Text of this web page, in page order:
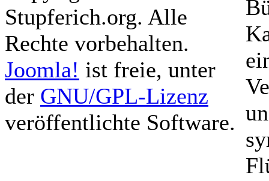
Stupferich.org. Alle
Rechte vorbehalten.
Joomla! ist freie, unter
der GNU/GPL-Lizenz
veröffentlichte Software.